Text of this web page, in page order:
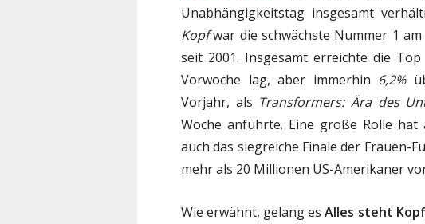
Unabhängigkeitstag insgesamt
Kopfwar die schwächste Nummer 1
seit 2001. Insgesamt erreichte die
Vorwoche lag, aber immerhin 6,2%
Vorjahr, als Transformers: Ära des
Woche anführte. Eine große Rolle hat
auch das siegreiche Finale der Frauen-
mehr als 20 Millionen US-Amerikaner
Wie erwähnt, gelang esAlles steht Kopf